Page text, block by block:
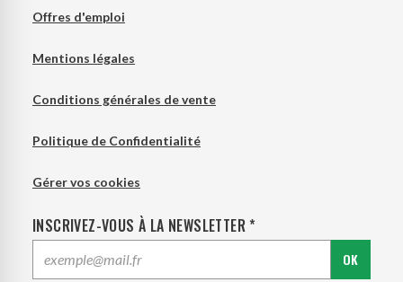
Offres d'emploi
Mentions légales
Conditions générales de vente
Politique de Confidentialité
Gérer vos cookies
INSCRIVEZ-VOUS À LA NEWSLETTER *
OK